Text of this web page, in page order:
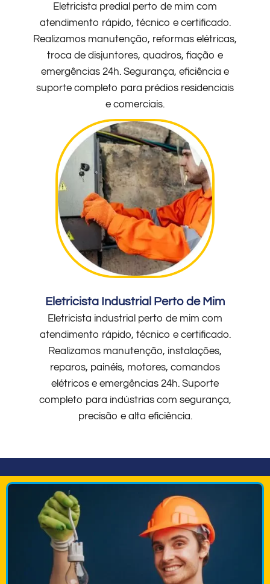
Eletricista predial perto de mim com
atendimento rápido, técnico e certificado.
Realizamos manutenção, reformas elétricas,
troca de disjuntores, quadros, fiação e
emergências 24h. Segurança, eficiência e
suporte completo para prédios residenciais
e comerciais.
Eletricista Industrial Perto de Mim
Eletricista industrial perto de mim com
atendimento rápido, técnico e certificado.
Realizamos manutenção, instalações,
reparos, painéis, motores, comandos
elétricos e emergências 24h. Suporte
completo para indústrias com segurança,
precisão e alta eficiência.